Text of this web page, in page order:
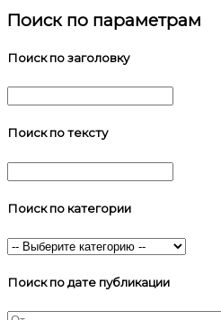
Поиск по параметрам
Поиск по заголовку
Поиск по тексту
Поиск по категории
Поиск по дате публикации